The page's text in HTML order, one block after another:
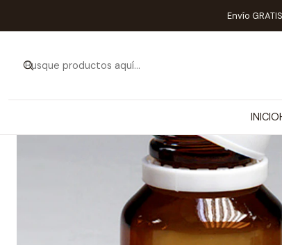
INICIO
Envío